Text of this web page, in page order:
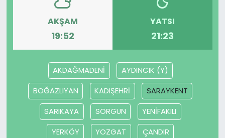
AKŞAM
19:52
YATSI
21:23
AKDAĞMADENİ
AYDINCIK (Y)
BOĞAZLIYAN
KADIŞEHRİ
SARAYKENT
SARIKAYA
SORGUN
YENİFAKILI
YERKÖY
YOZGAT
ÇANDIR